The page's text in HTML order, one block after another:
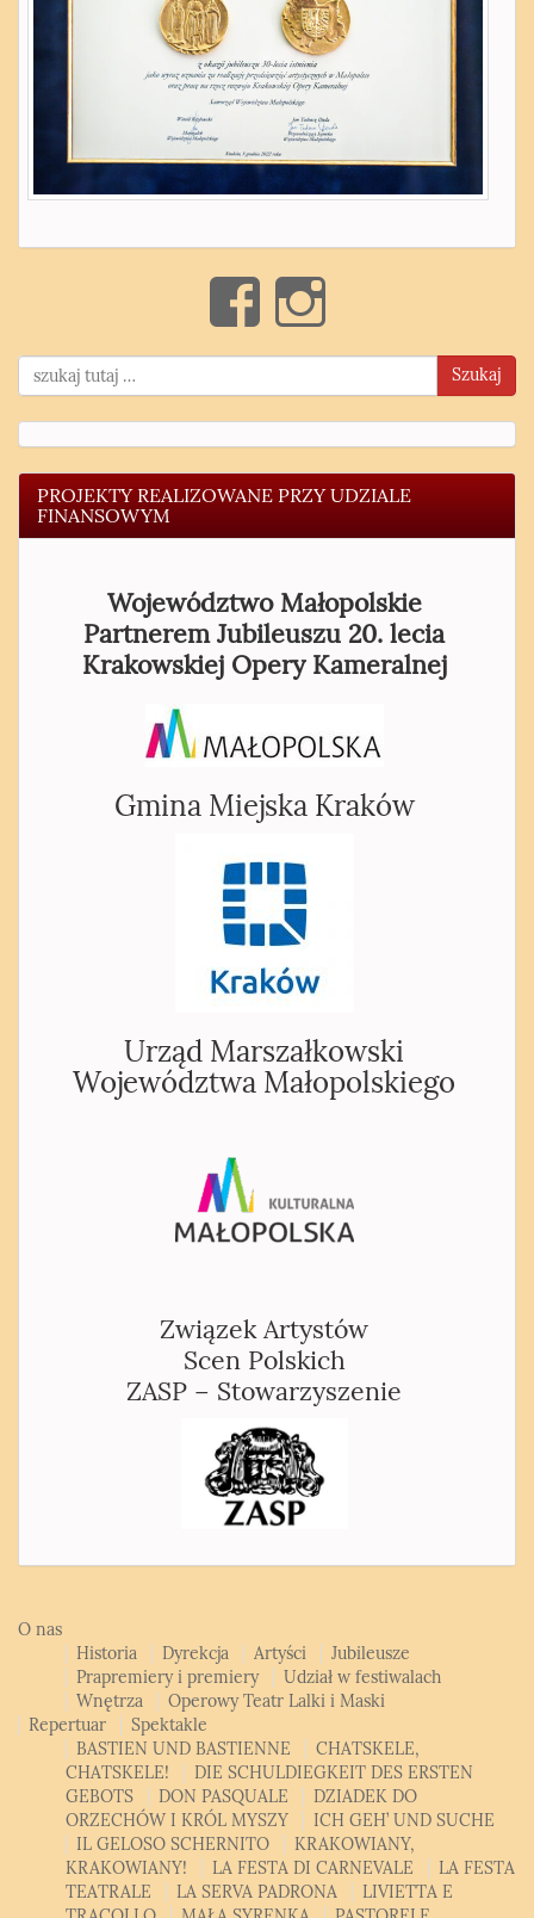
Szukaj
PROJEKTY REALIZOWANE PRZY UDZIALE
FINANSOWYM
Województwo Małopolskie
Partnerem Jubileuszu 20. lecia
Krakowskiej Opery Kameralnej
Gmina Miejska Kraków
Urząd Marszałkowski
Województwa Małopolskiego
Związek Artystów
Scen Polskich
ZASP – Stowarzyszenie
O nas
Historia
Dyrekcja Artyści
Jubileusze
Prapremiery i premiery
Udział w festiwalach
Wnętrza
Operowy Teatr Lalki i Maski
Repertuar
Spektakle
BASTIEN UND BASTIENNE
CHATSKELE,
CHATSKELE!
DIE SCHULDIEGKEIT DES ERSTEN
GEBOTS
DON PASQUALE
DZIADEK DO
ORZECHÓW I KRÓL MYSZY
ICH GEH’ UND SUCHE
IL GELOSO SCHERNITO
KRAKOWIANY,
KRAKOWIANY!
LA FESTA DI CARNEVALE
LA FESTA
TEATRALE
LA SERVA PADRONA
LIVIETTA E